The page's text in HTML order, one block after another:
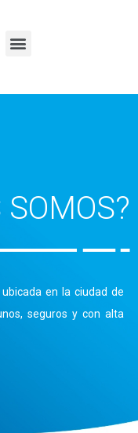
SOMOS?
en la ciudad de
seguros y con alta